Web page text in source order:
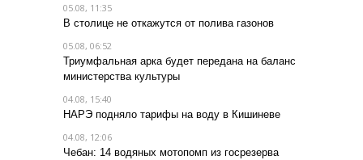
05.08, 11:35
В столице не откажутся от полива газонов
05.08, 06:52
Триумфальная арка будет передана на баланс
министерства культуры
04.08, 15:40
НАРЭ подняло тарифы на воду в Кишиневе
04.08, 12:06
Чебан: 14 водяных мотопомп из госрезерва